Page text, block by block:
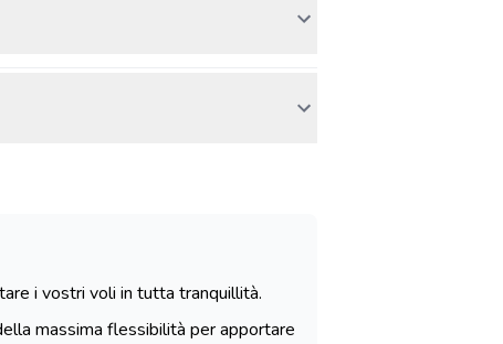
i vostri voli in tutta tranquillità.
massima flessibilità per apportare